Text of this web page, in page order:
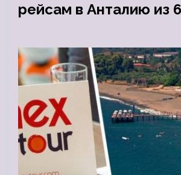
рейсам в Анталию из